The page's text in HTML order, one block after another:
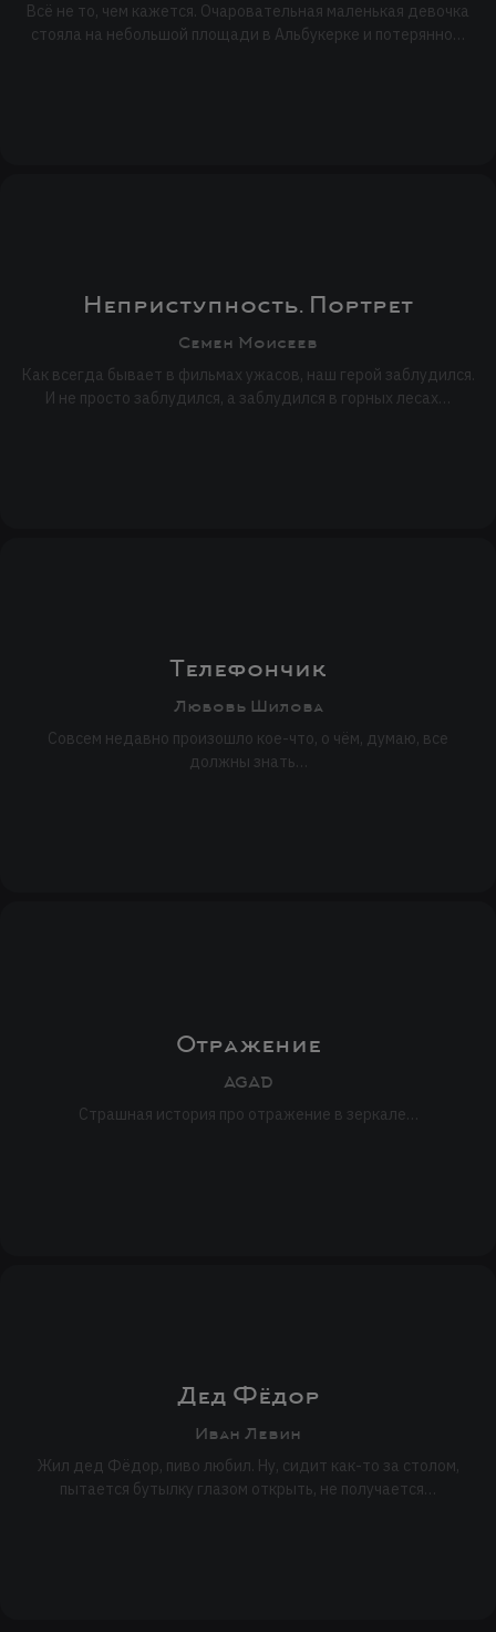
Всё не то, чем кажется. Очаровательная маленькая девочка
стояла на небольшой площади в Альбукерке и потерянно…
Неприступность. Портрет
Семен Моисеев
Как всегда бывает в фильмах ужасов, наш герой заблудился.
И не просто заблудился, а заблудился в горных лесах…
Телефончик
Любовь Шилова
Совсем недавно произошло кое-что, о чём, думаю, все
должны знать…
Отражение
AGAD
Страшная история про отражение в зеркале…
Дед Фёдор
Иван Левин
Жил дед Фёдор, пиво любил. Ну, сидит как-то за столом,
пытается бутылку глазом открыть, не получается…